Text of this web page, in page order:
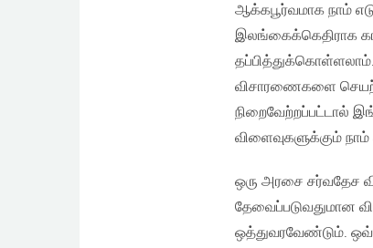
ஆக்கபூர்வமாக நாம்
இலங்கைக்கெதிராக
தப்பித்துக்கொள்ளலாம்.
விசாரணைகளை
நிறைவேற்றப்பட்டால்
விளைவுகளுக்கும்
ஒரு அரசை சர்வதேச
தேவைப்படுவதுமான
ஒத்துவரவேண்டும்.